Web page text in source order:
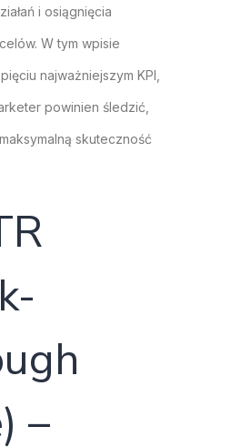
i osiągnięcia
W tym wpisie
najważniejszym KPI,
powinien śledzić,
skuteczność
–